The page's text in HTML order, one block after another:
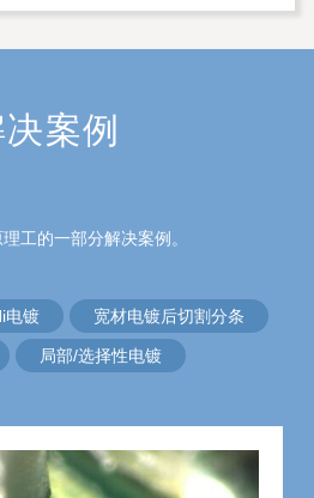
案例
工的一部分解决案例。
电镀 宽材电镀后切割分条
局部/选择性电镀